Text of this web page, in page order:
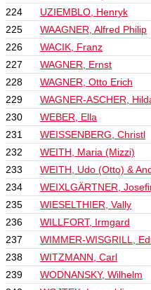
224
UZIEMBLO, Henryk
225
WAAGNER, Alfred Philip
226
WACIK, Franz
227
WAGNER, Ernst
228
WAGNER, Otto Erich
229
WAGNER-ASCHER,
230
WEBER, Ella
231
WEISSENBERG, Christl
232
WEITH, Maria (Mizzi)
233
WEITH, Udo (Otto) &
234
WEIXLGÄRTNER,
235
WIESELTHIER, Vally
236
WILLFORT, Irmgard
237
WIMMER-WISGRILL,
238
WITZMANN, Carl
239
WODNANSKY, Wilhelm